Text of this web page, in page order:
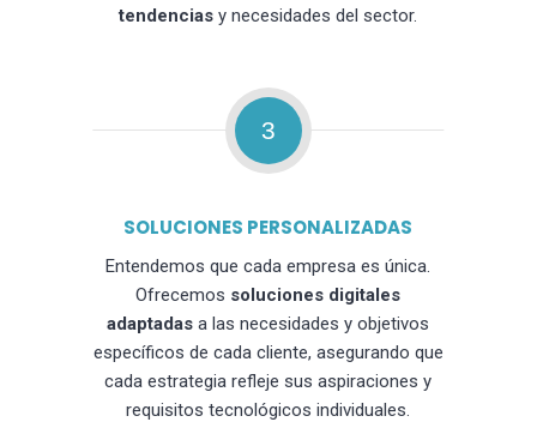
tendencias y necesidades del sector.
3
SOLUCIONES PERSONALIZADAS
Entendemos que cada empresa es única.
Ofrecemos soluciones digitales
adaptadas a las necesidades y objetivos
específicos de cada cliente, asegurando que
cada estrategia refleje sus aspiraciones y
requisitos tecnológicos individuales.